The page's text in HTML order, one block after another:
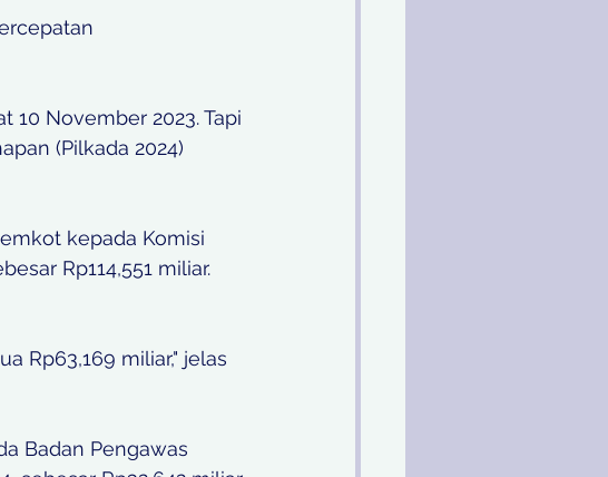
10 November 2023. Tapi
(Pilkada 2024)
kepada Komisi
Rp114,551 miliar.
Rp63,169 miliar," jelas
Badan Pengawas